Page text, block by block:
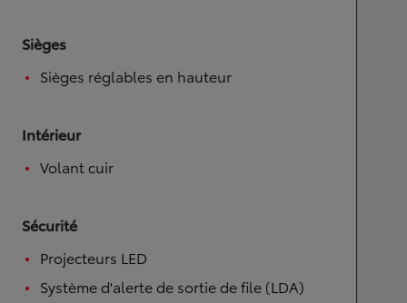
Sièges
Sièges réglables en hauteur
Intérieur
Volant cuir
Sécurité
Projecteurs LED
Système d'alerte de sortie de file (LDA)